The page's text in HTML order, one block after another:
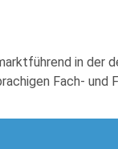
in der
Fach- und